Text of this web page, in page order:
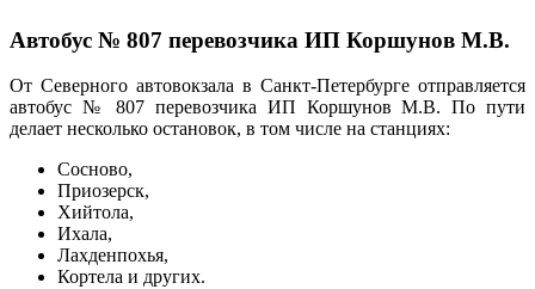
Автобус № 807 перевозчика ИП Коршунов М.В.
От Северного автовокзала в Санкт-Петербурге отправляется
автобус № 807 перевозчика ИП Коршунов М.В. По пути
делает несколько остановок, в том числе на станциях:
Сосново,
Приозерск,
Хийтола,
Ихала,
Лахденпохья,
Кортела и других.